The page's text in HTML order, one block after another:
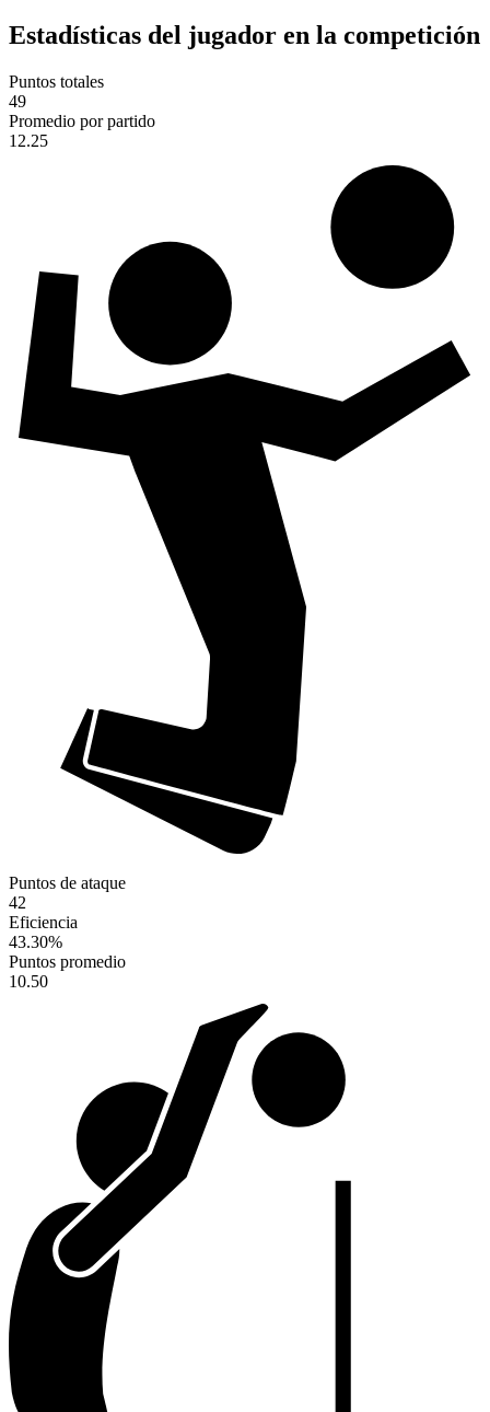
Estadísticas del jugador en la competición
Puntos totales
49
Promedio por partido
12.25
Puntos de ataque
42
Eficiencia
43.30%
Puntos promedio
10.50